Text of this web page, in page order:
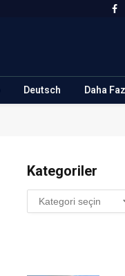
Deutsch Daha
Kategoriler
Kategoriler